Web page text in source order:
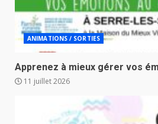
ANIMATIONS / SORTIES
Apprenez à mieux gérer vos
11 juillet 2026